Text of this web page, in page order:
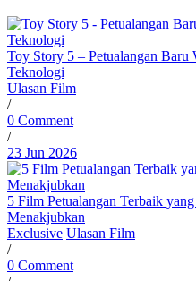
Toy Story 5 – Petualangan
Teknologi
Ulasan Film
/
0 Comment
/
23 Jun 2026
5 Film Petualangan Terbaik
Menakjubkan
Exclusive Ulasan Film
/
0 Comment